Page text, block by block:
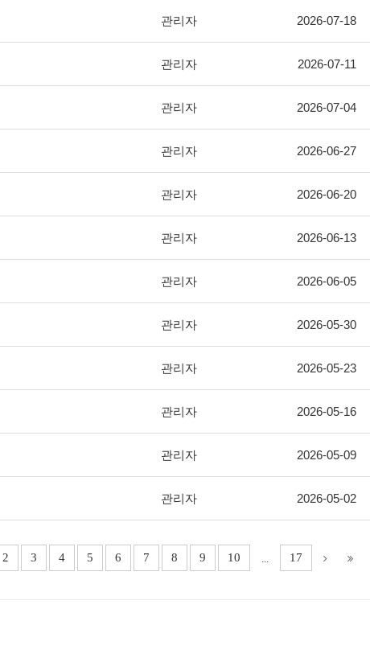
관리자 2026-07-18
관리자 2026-07-11
관리자 2026-07-04
관리자 2026-06-27
관리자 2026-06-20
관리자 2026-06-13
관리자 2026-06-05
관리자 2026-05-30
관리자 2026-05-23
관리자 2026-05-16
관리자 2026-05-09
관리자 2026-05-02
2 3 4 5 6 7 8 9 10 ... 17